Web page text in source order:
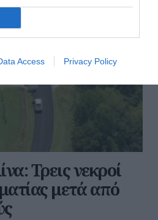
Access Privacy Policy
Τρεις νεκροί
μετά από